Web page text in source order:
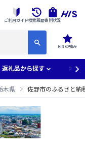
HISの強み
ご利用ガイド検索履歴寄附状況
返礼品から探す 地域
木県 佐野市のふるさと納